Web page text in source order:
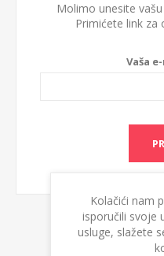
Molimo unesite
Primićete link za
Vaša
Kolačići nam
isporučili svoje
usluge, slažete